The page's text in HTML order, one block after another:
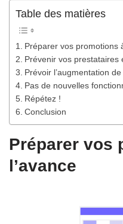
Table des matières
Préparer vos promotions
Prévenir vos prestataires
Prévoir l’augmentation
Pas de nouvelles
Répétez !
Conclusion
Préparer vos
l’avance